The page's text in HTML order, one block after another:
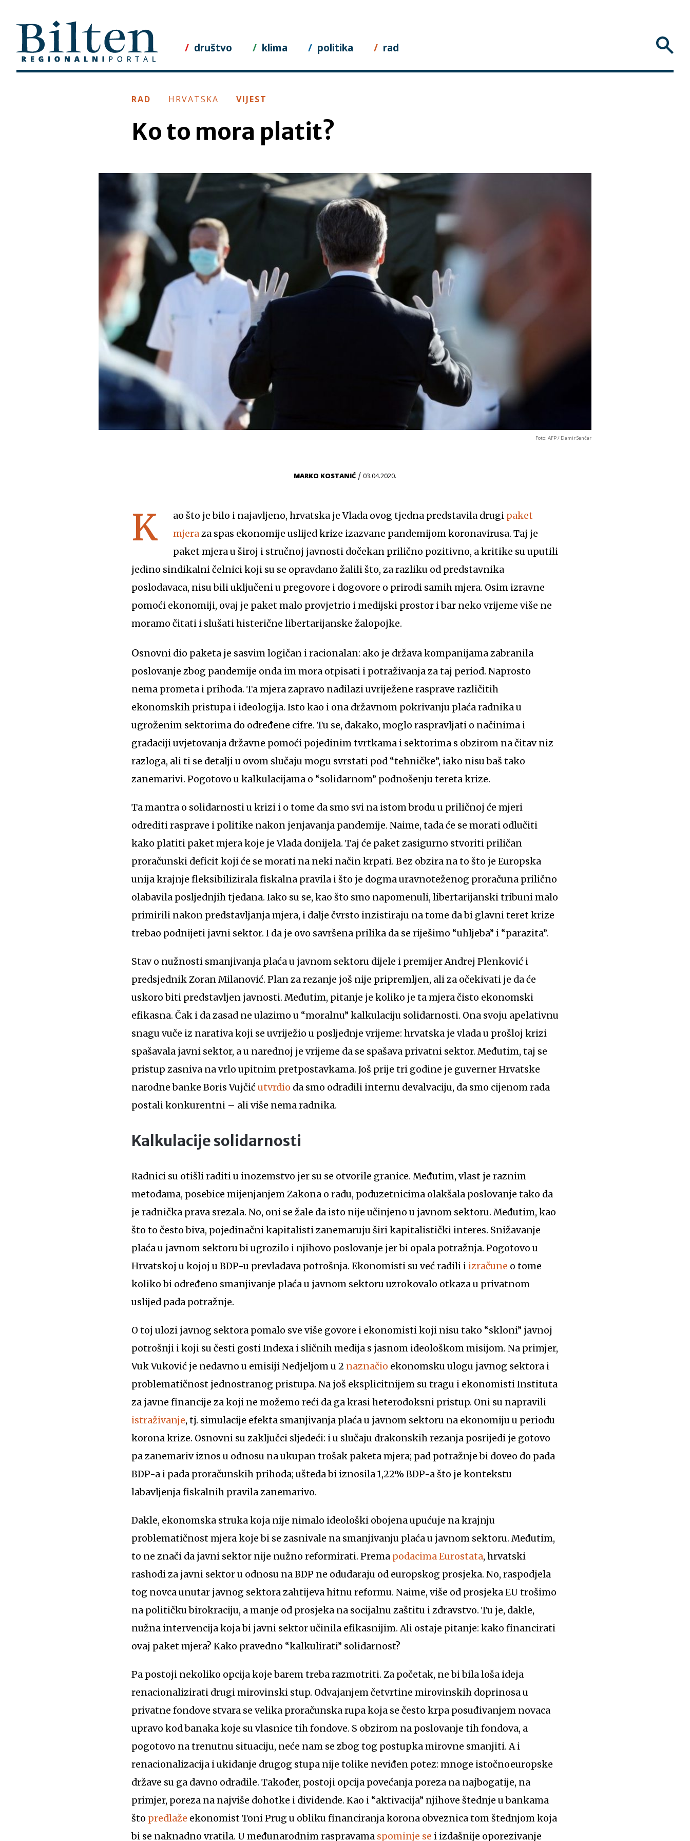
content
društvo klima politika rad
RAD HRVATSKA VIJEST
Ko to mora platit?
Foto: AFP / Damir Senčar
MARKO KOSTANIĆ / 03.04.2020.
K ao što je bilo i najavljeno, hrvatska je Vlada ovog tjedna predstavila drugi paket
mjeraza spas ekonomije uslijed krize izazvane pandemijom koronavirusa. Taj je
paket mjera u široj i stručnoj javnosti dočekan prilično pozitivno, a kritike su uputili
jedino sindikalni čelnici koji su se opravdano žalili što, za razliku od predstavnika
poslodavaca, nisu bili uključeni u pregovore i dogovore o prirodi samih mjera. Osim izravne
pomoći ekonomiji, ovaj je paket malo provjetrio i medijski prostor i bar neko vrijeme više ne
moramo čitati i slušati histerične libertarijanske žalopojke.
Osnovni dio paketa je sasvim logičan i racionalan: ako je država kompanijama zabranila
poslovanje zbog pandemije onda im mora otpisati i potraživanja za taj period. Naprosto
nema prometa i prihoda. Ta mjera zapravo nadilazi uvriježene rasprave različitih
ekonomskih pristupa i ideologija. Isto kao i ona državnom pokrivanju plaća radnika u
ugroženim sektorima do određene cifre. Tu se, dakako, moglo raspravljati o načinima i
gradaciji uvjetovanja državne pomoći pojedinim tvrtkama i sektorima s obzirom na čitav niz
razloga, ali ti se detalji u ovom slučaju mogu svrstati pod “tehničke”, iako nisu baš tako
zanemarivi. Pogotovo u kalkulacijama o “solidarnom” podnošenju tereta krize.
Ta mantra o solidarnosti u krizi i o tome da smo svi na istom brodu u priličnoj će mjeri
odrediti rasprave i politike nakon jenjavanja pandemije. Naime, tada će se morati odlučiti
kako platiti paket mjera koje je Vlada donijela. Taj će paket zasigurno stvoriti priličan
proračunski deficit koji će se morati na neki način krpati. Bez obzira na to što je Europska
unija krajnje fleksibilizirala fiskalna pravila i što je dogma uravnoteženog proračuna prilično
olabavila posljednjih tjedana. Iako su se, kao što smo napomenuli, libertarijanski tribuni malo
primirili nakon predstavljanja mjera, i dalje čvrsto inzistiraju na tome da bi glavni teret krize
trebao podnijeti javni sektor. I da je ovo savršena prilika da se riješimo “uhljeba” i “parazita”.
Stav o nužnosti smanjivanja plaća u javnom sektoru dijele i premijer Andrej Plenković i
predsjednik Zoran Milanović. Plan za rezanje još nije pripremljen, ali za očekivati je da će
uskoro biti predstavljen javnosti. Međutim, pitanje je koliko je ta mjera čisto ekonomski
efikasna. Čak i da zasad ne ulazimo u “moralnu” kalkulaciju solidarnosti. Ona svoju apelativnu
snagu vuče iz narativa koji se uvriježio u posljednje vrijeme: hrvatska je vlada u prošloj krizi
spašavala javni sektor, a u narednoj je vrijeme da se spašava privatni sektor. Međutim, taj se
pristup zasniva na vrlo upitnim pretpostavkama. Još prije tri godine je guverner Hrvatske
narodne banke Boris Vujčićutvrdio da smo odradili internu devalvaciju, da smo cijenom rada
postali konkurentni – ali više nema radnika.
Kalkulacije solidarnosti
Radnici su otišli raditi u inozemstvo jer su se otvorile granice. Međutim, vlast je raznim
metodama, posebice mijenjanjem Zakona o radu, poduzetnicima olakšala poslovanje tako da
je radnička prava srezala. No, oni se žale da isto nije učinjeno u javnom sektoru. Međutim, kao
što to često biva, pojedinačni kapitalisti zanemaruju širi kapitalistički interes. Snižavanje
plaća u javnom sektoru bi ugrozilo i njihovo poslovanje jer bi opala potražnja. Pogotovo u
Hrvatskoj u kojoj u BDP-u prevladava potrošnja. Ekonomisti su već radili i izračune o tome
koliko bi određeno smanjivanje plaća u javnom sektoru uzrokovalo otkaza u privatnom
uslijed pada potražnje.
O toj ulozi javnog sektora pomalo sve više govore i ekonomisti koji nisu tako “skloni” javnoj
potrošnji i koji su česti gosti Indexa i sličnih medija s jasnom ideološkom misijom. Na primjer,
Vuk Vuković je nedavno u emisiji Nedjeljom u 2 naznačio ekonomsku ulogu javnog sektora i
problematičnost jednostranog pristupa. Na još eksplicitnijem su tragu i ekonomisti Instituta
za javne financije za koji ne možemo reći da ga krasi heterodoksni pristup. Oni su napravili
istraživanje, tj. simulacije efekta smanjivanja plaća u javnom sektoru na ekonomiju u periodu
korona krize. Osnovni su zaključci sljedeći: i u slučaju drakonskih rezanja posrijedi je gotovo
pa zanemariv iznos u odnosu na ukupan trošak paketa mjera; pad potražnje bi doveo do pada
BDP-a i pada proračunskih prihoda; ušteda bi iznosila 1,22% BDP-a što je kontekstu
labavljenja fiskalnih pravila zanemarivo.
Dakle, ekonomska struka koja nije nimalo ideološki obojena upućuje na krajnju
problematičnost mjera koje bi se zasnivale na smanjivanju plaća u javnom sektoru. Međutim,
to ne znači da javni sektor nije nužno reformirati. Prema podacima Eurostata, hrvatski
rashodi za javni sektor u odnosu na BDP ne odudaraju od europskog prosjeka. No, raspodjela
tog novca unutar javnog sektora zahtijeva hitnu reformu. Naime, više od prosjeka EU trošimo
na političku birokraciju, a manje od prosjeka na socijalnu zaštitu i zdravstvo. Tu je, dakle,
nužna intervencija koja bi javni sektor učinila efikasnijim. Ali ostaje pitanje: kako financirati
ovaj paket mjera? Kako pravedno “kalkulirati” solidarnost?
Pa postoji nekoliko opcija koje barem treba razmotriti. Za početak, ne bi bila loša ideja
renacionalizirati drugi mirovinski stup. Odvajanjem četvrtine mirovinskih doprinosa u
privatne fondove stvara se velika proračunska rupa koja se često krpa posuđivanjem novaca
upravo kod banaka koje su vlasnice tih fondove. S obzirom na poslovanje tih fondova, a
pogotovo na trenutnu situaciju, neće nam se zbog tog postupka mirovne smanjiti. A i
renacionalizacija i ukidanje drugog stupa nije tolike neviđen potez: mnoge istočnoeuropske
države su ga davno odradile. Također, postoji opcija povećanja poreza na najbogatije, na
primjer, poreza na najviše dohotke i dividende. Kao i “aktivacija” njihove štednje u bankama
što predlaže ekonomist Toni Prug u obliku financiranja korona obveznica tom štednjom koja
bi se naknadno vratila. U međunarodnim raspravama spominje se i izdašnije oporezivanje